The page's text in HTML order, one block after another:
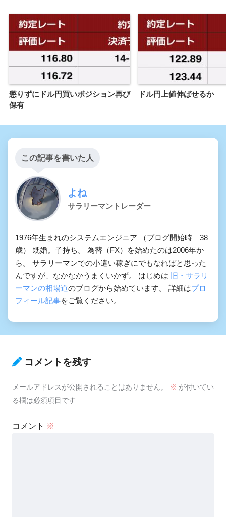
懲りずにドル円買いボジション再び
保有
ドル円上値伸ばせるか
この記事を書いた人
よね
サラリーマントレーダー
1976年生まれのシステムエンジニア （ブログ開始時 38
歳） 既婚。子持ち。 為替（FX）を始めたのは2006年か
ら。 サラリーマンでの小遣い稼ぎにでもなればと思った
んですが、なかなかうまくいかず。 はじめは 旧・サラリ
ーマンの相場道のブログから始めています。 詳細はプロ
フィール記事をご覧ください。
コメントを残す
メールアドレスが公開されることはありません。 ※ が付いてい
る欄は必須項目です
コメント ※